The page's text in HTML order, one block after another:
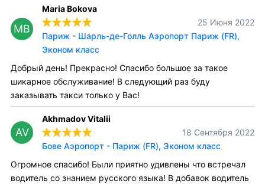
MB
Maria Bokova
25 Июня 2022
Париж - Шарль-де-Голль Аэропорт Париж (FR),
Эконом класс
Добрый день! Прекрасно! Спасибо большое за такое
шикарное обслуживание! В следующий раз буду
заказывать такси только у Вас!
AV
Akhmadov Vitalii
18 Сентября 2022
Бове Аэропорт - Париж (FR), Эконом класс
Огромное спасибо! Были приятно удивлены что встречал
водитель со знанием русского языка! В добавок водитель